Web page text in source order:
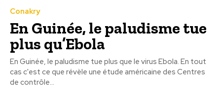
Conakry
En Guinée, le paludisme tue
plus qu’Ebola
En Guinée, le paludisme tue plus que le virus Ebola. En tout
cas c'est ce que révèle une étude américaine des Centres
de contrôle...